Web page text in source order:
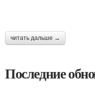
читать дальше →
Последние